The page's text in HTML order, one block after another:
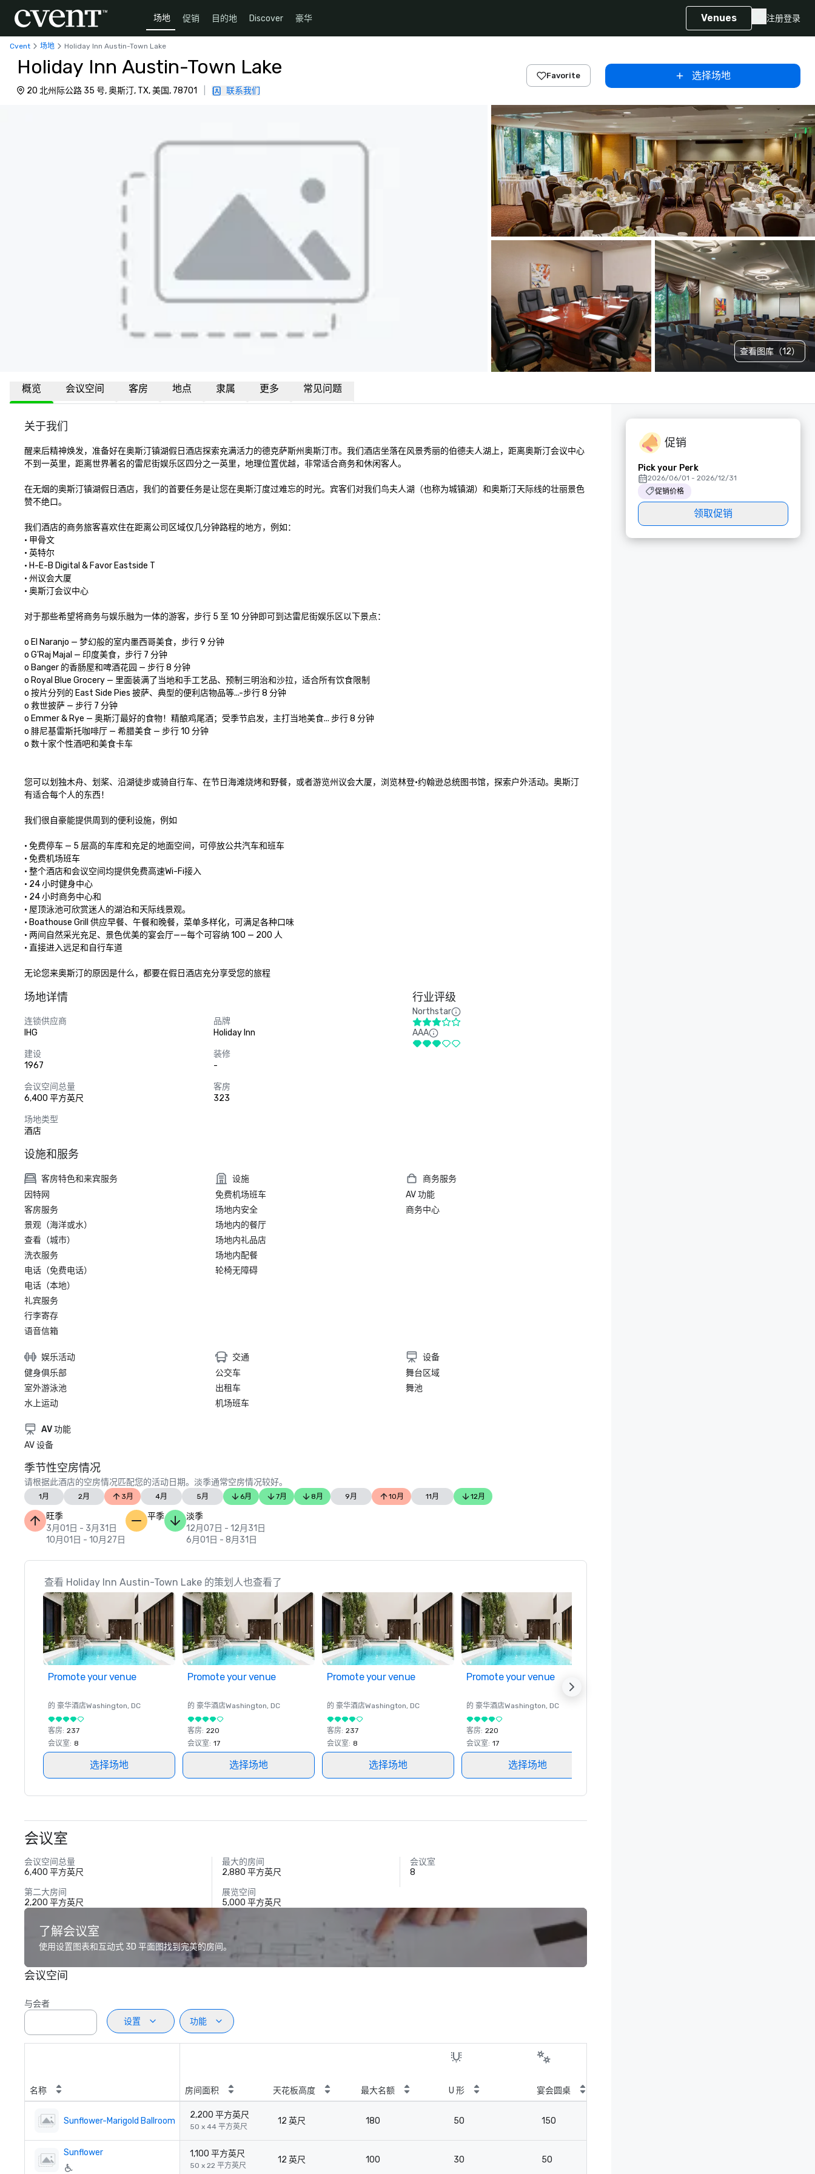
场地 促销 目的地 Discover 豪华 Venues 注册登录
Cvent 场地 Holiday Inn Austin-Town Lake
Holiday Inn Austin-Town Lake
20 北州际公路 35 号, 奥斯汀, TX, 美国, 78701 联系我们
Favorite 选择场地
查看图库（12）
概览 会议空间 客房 地点 隶属 更多 常见问题
关于我们
醒来后精神焕发，准备好在奥斯汀镇湖假日酒店探索充满活力的德克萨斯州奥斯汀市。我们酒店坐落在风景秀丽的伯德夫人湖上，距离奥斯汀会议中心
不到一英里，距离世界著名的雷尼街娱乐区四分之一英里，地理位置优越，非常适合商务和休闲客人。
在无烟的奥斯汀镇湖假日酒店，我们的首要任务是让您在奥斯汀度过难忘的时光。宾客们对我们鸟夫人湖（也称为城镇湖）和奥斯汀天际线的壮丽景色
赞不绝口。
我们酒店的商务旅客喜欢住在距离公司区域仅几分钟路程的地方，例如：
• 甲骨文
• 英特尔
• H-E-B Digital & Favor Eastside T
• 州议会大厦
• 奥斯汀会议中心
对于那些希望将商务与娱乐融为一体的游客，步行 5 至 10 分钟即可到达雷尼街娱乐区以下景点：
o El Naranjo — 梦幻般的室内墨西哥美食，步行 9 分钟
o G'Raj Majal — 印度美食，步行 7 分钟
o Banger 的香肠屋和啤酒花园 — 步行 8 分钟
o Royal Blue Grocery — 里面装满了当地和手工艺品、预制三明治和沙拉，适合所有饮食限制
o 按片分列的 East Side Pies 披萨、典型的便利店物品等...-步行 8 分钟
o 救世披萨 — 步行 7 分钟
o Emmer & Rye — 奥斯汀最好的食物！精酿鸡尾酒；受季节启发，主打当地美食... 步行 8 分钟
o 腓尼基雷斯托咖啡厅 — 希腊美食 — 步行 10 分钟
o 数十家个性酒吧和美食卡车
您可以划独木舟、划桨、沿湖徒步或骑自行车、在节日海滩烧烤和野餐，或者游览州议会大厦，浏览林登·约翰逊总统图书馆，探索户外活动。奥斯汀
有适合每个人的东西！
我们很自豪能提供周到的便利设施，例如
• 免费停车 — 5 层高的车库和充足的地面空间，可停放公共汽车和班车
• 免费机场班车
• 整个酒店和会议空间均提供免费高速Wi-Fi接入
• 24 小时健身中心
• 24 小时商务中心和
• 屋顶泳池可欣赏迷人的湖泊和天际线景观。
• Boathouse Grill 供应早餐、午餐和晚餐，菜单多样化，可满足各种口味
• 两间自然采光充足、景色优美的宴会厅——每个可容纳 100 — 200 人
• 直接进入远足和自行车道
无论您来奥斯汀的原因是什么，都要在假日酒店充分享受您的旅程
场地详情
连锁供应商
IHG
品牌
Holiday Inn
建设
1967
装修
-
会议空间总量
6,400 平方英尺
客房
323
场地类型
酒店
行业评级
Northstar
AAA
设施和服务
客房特色和来宾服务
因特网
客房服务
景观（海洋或水）
查看（城市）
洗衣服务
电话（免费电话）
电话（本地）
礼宾服务
行李寄存
语音信箱
设施
免费机场班车
场地内安全
场地内的餐厅
场地内礼品店
场地内配餐
轮椅无障碍
商务服务
AV 功能
商务中心
娱乐活动
健身俱乐部
室外游泳池
水上运动
交通
公交车
出租车
机场班车
设备
舞台区域
舞池
AV 功能
AV 设备
季节性空房情况
请根据此酒店的空房情况匹配您的活动日期。淡季通常空房情况较好。
1月 2月 3月 4月 5月 6月 7月 8月 9月 10月 11月 12月
旺季
3月01日 - 3月31日
10月01日 - 10月27日
平季
淡季
12月07日 - 12月31日
6月01日 - 8月31日
查看 Holiday Inn Austin-Town Lake 的策划人也查看了
Promote your venue
的 豪华酒店Washington, DC
客房: 237
会议室: 8
选择场地
Promote your venue
的 豪华酒店Washington, DC
客房: 220
会议室: 17
选择场地
Promote your venue
的 豪华酒店Washington, DC
客房: 237
会议室: 8
选择场地
Promote your venue
的 豪华酒店Washington, DC
客房: 220
会议室: 17
选择场地
会议室
会议空间总量
6,400 平方英尺
最大的房间
2,880 平方英尺
会议室
8
第二大房间
2,200 平方英尺
展览空间
5,000 平方英尺
了解会议室
使用设置图表和互动式 3D 平面图找到完美的房间。
会议空间
与会者
设置
功能
名称 房间面积 天花板高度 最大名额 U 形 宴会圆桌
Sunflower-Marigold Ballroom
2,200 平方英尺
50 x 44 平方英尺
12 英尺 180 50 150
Sunflower 1,100 平方英尺
50 x 22 平方英尺
12 英尺 100 30 50
促销
Pick your Perk
2026/06/01 - 2026/12/31
促销价格
领取促销